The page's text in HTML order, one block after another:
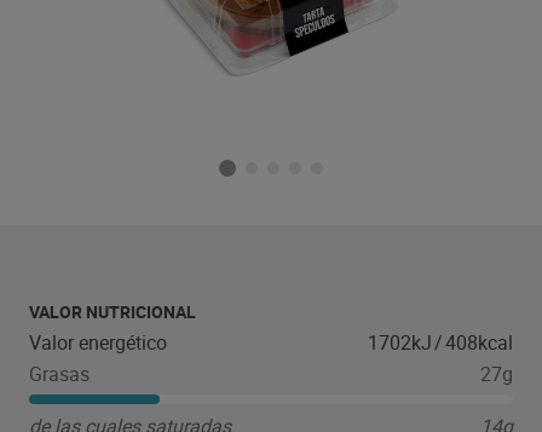
VALOR NUTRICIONAL
Valor energético 1702kJ/408kcal
Grasas
27g
de las cuales saturadas
14g